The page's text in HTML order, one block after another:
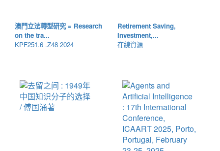
澳門立法轉型研究 = Research
on the tra...
KPF251.6 .Z48 2024
Retirement Saving,
Investment,...
在線資源